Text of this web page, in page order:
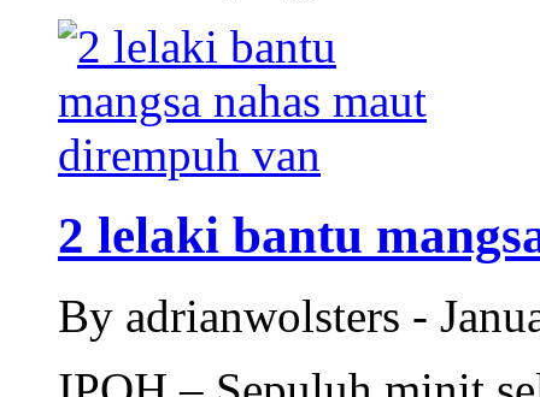
2 lelaki bantu
By adrianwolsters -